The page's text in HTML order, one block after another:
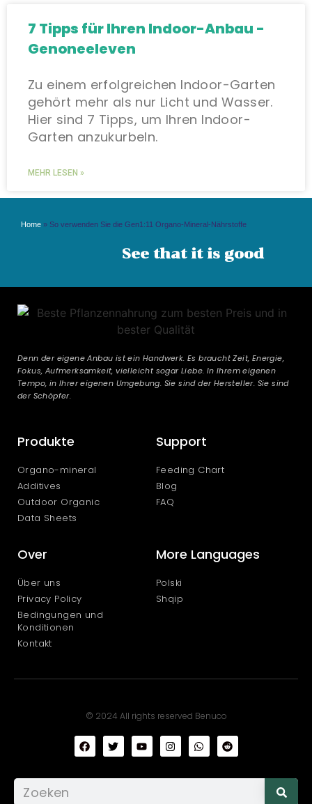
7 Tipps für Ihren Indoor-Anbau -
Genoneeleven
Zu einem erfolgreichen Indoor-Garten
gehört mehr als nur Licht und Wasser.
Hier sind 7 Tipps, um Ihren Indoor-
Garten anzukurbeln.
MEHR LESEN »
Home » So verwenden Sie die Gen1:11 Organo-Mineral-Nährstoffe
See that it is good
Denn der eigene Anbau ist ein Handwerk. Es braucht Zeit, Energie,
Fokus, Aufmerksamkeit, vielleicht sogar Liebe. In Ihrem eigenen
Tempo, in Ihrer eigenen Umgebung. Sie sind der Hersteller. Sie sind
der Schöpfer.
Produkte
Organo-mineral
Additives
Outdoor Organic
Data Sheets
Support
Feeding Chart
Blog
FAQ
Over
Über uns
Privacy Policy
Bedingungen und
Konditionen
Kontakt
More Languages
Polski
Shqip
© 2024 All rights reserved Benuco